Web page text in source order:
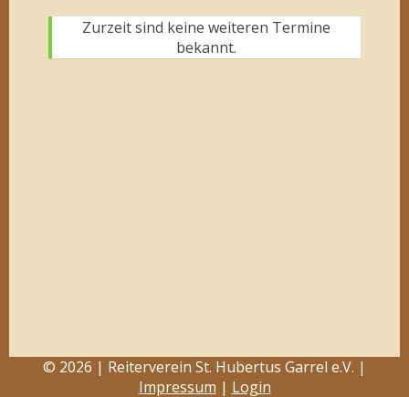
Zurzeit sind keine weiteren Termine
bekannt.
© 2026 | Reiterverein St. Hubertus Garrel e.V. |
Impressum | Login